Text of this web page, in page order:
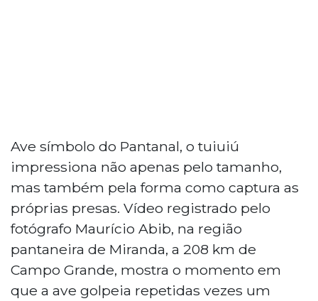
Ave símbolo do Pantanal, o tuiuiú
impressiona não apenas pelo tamanho,
mas também pela forma como captura as
próprias presas. Vídeo registrado pelo
fotógrafo Maurício Abib, na região
pantaneira de Miranda, a 208 km de
Campo Grande, mostra o momento em
que a ave golpeia repetidas vezes um